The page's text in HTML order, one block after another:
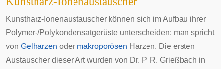
Kunstharz-Ionenaustauscher können sich im Aufbau ihrer
Polymer-/Polykondensatgerüste unterscheiden: man spricht
von Gelharzen oder makroporösen Harzen. Die ersten
Austauscher dieser Art wurden von Dr. P. R. Grießbach in